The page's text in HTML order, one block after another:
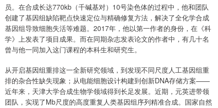
员。在合成长达770kb（千碱基对）10号染色体的过程中，他和团队
创建了基因组缺陷靶点快速定位与精确修复方法，解决了全化学合成
基因组导致细胞失活等难题。2017年，他以第一作者的身份，在《科
学》上发表了项目成果。而在同期杂志发表论文的作者中，有几十名
曾与他一同加入这门课程的本科生和研究生。
从开启基因组重排这一全新研究领域，到发现不同尺度人工基因组重
排的杂合性缺失现象；从电能细胞设计构建到创新DNA存储方案——
近年来，天津大学合成生物学领域得到长足发展。近期，元英进带领
团队，实现了Mb尺度的高度重复人类基因组序列精准合成。国家自然